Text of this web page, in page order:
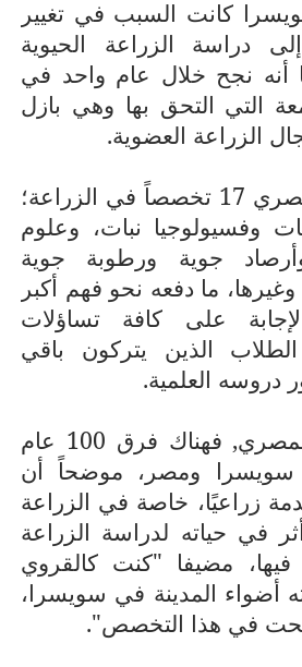
كانت السبب في تغيير
دراسة الزراعة الحيوية
أنه نجح خلال عام واحد في
التي التحق بها وهي بازل
الزراعة العضوية.
ودرس الباحث المصري 17 تخصصاً في الزراعة؛
وفسيولوجيا نبات، وعلوم
وأرصاد جوية ورطوبة جوية
ما دفعه نحو فهم أكبر
على كافة تساؤلات
الطلاب الذين يتركون باقي
العلمية.
وحسب الباحث المصري, فهناك فرق 100 عام
سويسرا ومصر، موضحاً أن
زراعيًا، خاصة في الزراعة
في حياته لدراسة الزراعة
فيها، مضيفا "كنت كالقروي
أضواء المدينة في سويسرا،
في هذا التخصص".